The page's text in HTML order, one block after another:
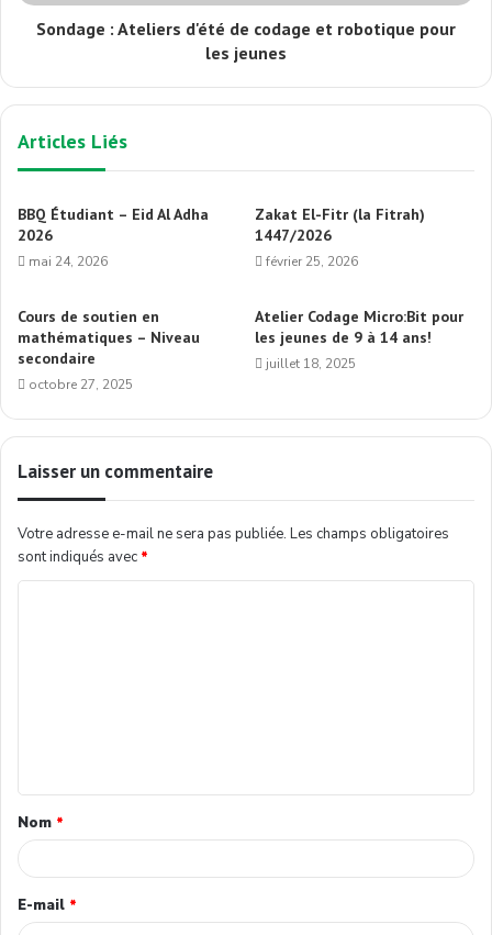
Sondage : Ateliers d'été de codage et robotique pour
les jeunes
Articles Liés
BBQ Étudiant – Eid Al Adha
2026
mai 24, 2026
Zakat El-Fitr (la Fitrah)
1447/2026
février 25, 2026
Cours de soutien en
mathématiques – Niveau
secondaire
octobre 27, 2025
Atelier Codage Micro:Bit pour
les jeunes de 9 à 14 ans!
juillet 18, 2025
Laisser un commentaire
Votre adresse e-mail ne sera pas publiée. Les champs obligatoires
sont indiqués avec *
Nom *
E-mail *